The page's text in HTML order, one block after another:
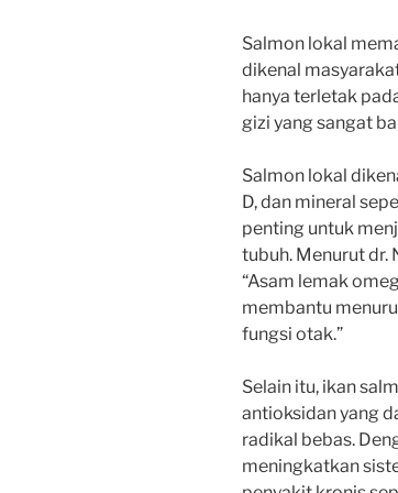
Salmon lokal
dikenal
hanya terletak
gizi yang sangat
Salmon lokal
D, dan mineral
penting untuk
tubuh. Menurut dr.
“Asam lemak
membantu
fungsi otak.”
Selain itu, ikan
antioksidan yang
radikal bebas.
meningkatkan